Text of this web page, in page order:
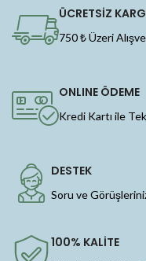
ÜCRETSİZ
750 ₺ Üzeri
ONLINE ÖDEME
Kredi Kartı ile
DESTEK
Soru ve
100% KALİTE